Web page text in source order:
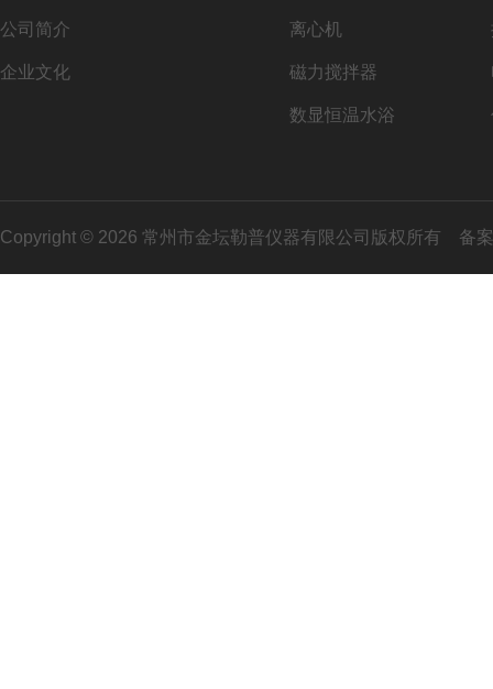
公司简介
企业文化
离心机
磁力搅拌器
数显恒温水浴
Copyright © 2026 常州市金坛勒普仪器有限公司版权所有 备